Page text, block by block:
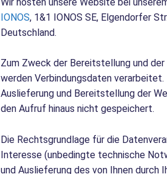
IONOS, 1&1 IONOS SE, Elgendorfer
Deutschland.
Zum Zweck der Bereitstellung und
werden Verbindungsdaten
Auslieferung und Bereitstellung der
den Aufruf hinaus nicht gespeichert.
Die Rechtsgrundlage für die
Interesse (unbedingte technische
und Auslieferung des von Ihnen durch